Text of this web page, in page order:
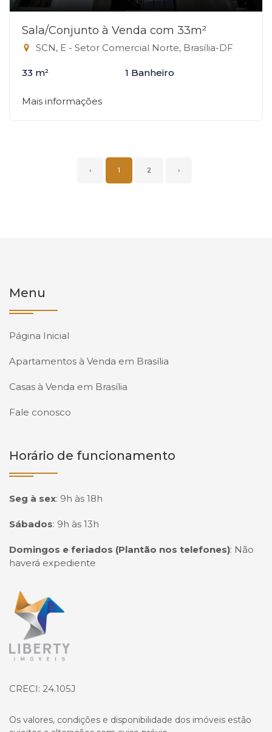
Sala/Conjunto à Venda com 33m²
SCN, E - Setor Comercial Norte, Brasília-DF
33 m² 1 Banheiro
Mais informações
‹ 1 2 ›
Menu
Página Inicial
Apartamentos à Venda em Brasília
Casas à Venda em Brasília
Fale conosco
Horário de funcionamento
Seg à sex: 9h às 18h
Sábados: 9h às 13h
Domingos e feriados (Plantão nos telefones): Não
haverá expediente
Página inicial
CRECI: 24.105J
Os valores, condições e disponibilidade dos imóveis estão